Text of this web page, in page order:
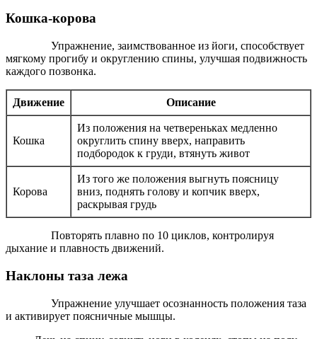
Кошка-корова
Упражнение, заимствованное из йоги, способствует
мягкому прогибу и округлению спины, улучшая подвижность
каждого позвонка.
Движение Описание
Кошка
Из положения на четвереньках медленно
округлить спину вверх, направить
подбородок к груди, втянуть живот
Корова
Из того же положения выгнуть поясницу
вниз, поднять голову и копчик вверх,
раскрывая грудь
Повторять плавно по 10 циклов, контролируя
дыхание и плавность движений.
Наклоны таза лежа
Упражнение улучшает осознанность положения таза
и активирует поясничные мышцы.